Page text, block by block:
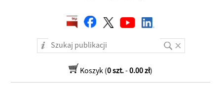
Strona główna
Koszyk (0 szt.-0.00 zł)